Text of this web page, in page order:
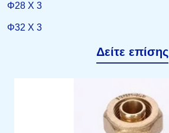
Φ28 Χ 3
Φ32 Χ 3
Δείτε επίσης